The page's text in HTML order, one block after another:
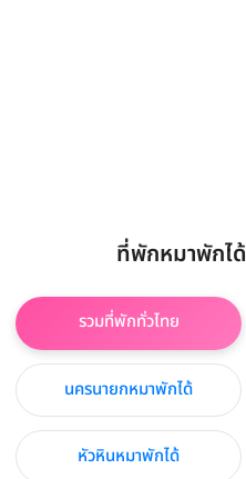
ที่พักหมาพักไ
รวมที่พักทั่วไทย
นครนายกหมาพักได้
หัวหินหมาพักได้